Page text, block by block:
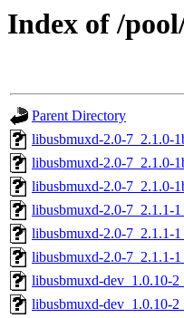
Index of /
Parent Directory
libusbmuxd-2.0-7_2.1.0-
libusbmuxd-2.0-7_2.1.0-
libusbmuxd-2.0-7_2.1.0-
libusbmuxd-2.0-7_2.1.1-
libusbmuxd-2.0-7_2.1.1-
libusbmuxd-2.0-7_2.1.1-
libusbmuxd-dev_1.0.10-
libusbmuxd-dev_1.0.10-